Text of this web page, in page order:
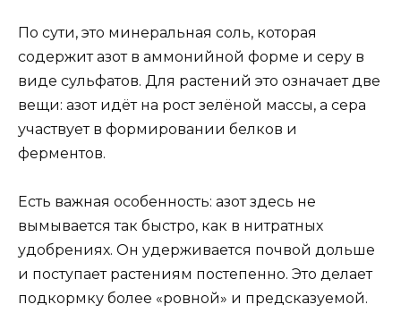
По сути, это минеральная соль, которая
содержит азот в аммонийной форме и серу в
виде сульфатов. Для растений это означает две
вещи: азот идёт на рост зелёной массы, а сера
участвует в формировании белков и
ферментов.
Есть важная особенность: азот здесь не
вымывается так быстро, как в нитратных
удобрениях. Он удерживается почвой дольше
и поступает растениям постепенно. Это делает
подкормку более «ровной» и предсказуемой.